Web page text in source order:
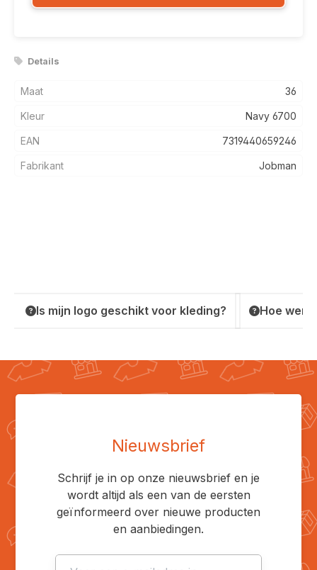
Details
Maat 36
Kleur Navy 6700
EAN 7319440659246
Fabrikant Jobman
Is mijn logo geschikt voor kleding? Hoe
Nieuwsbrief
Schrijf je in op onze nieuwsbrief en je
wordt altijd als een van de eersten
geïnformeerd over nieuwe producten
en aanbiedingen.